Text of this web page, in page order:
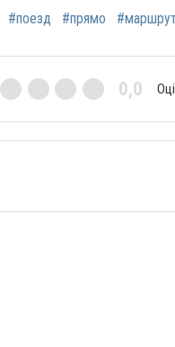
#поезд #прямо
0,0